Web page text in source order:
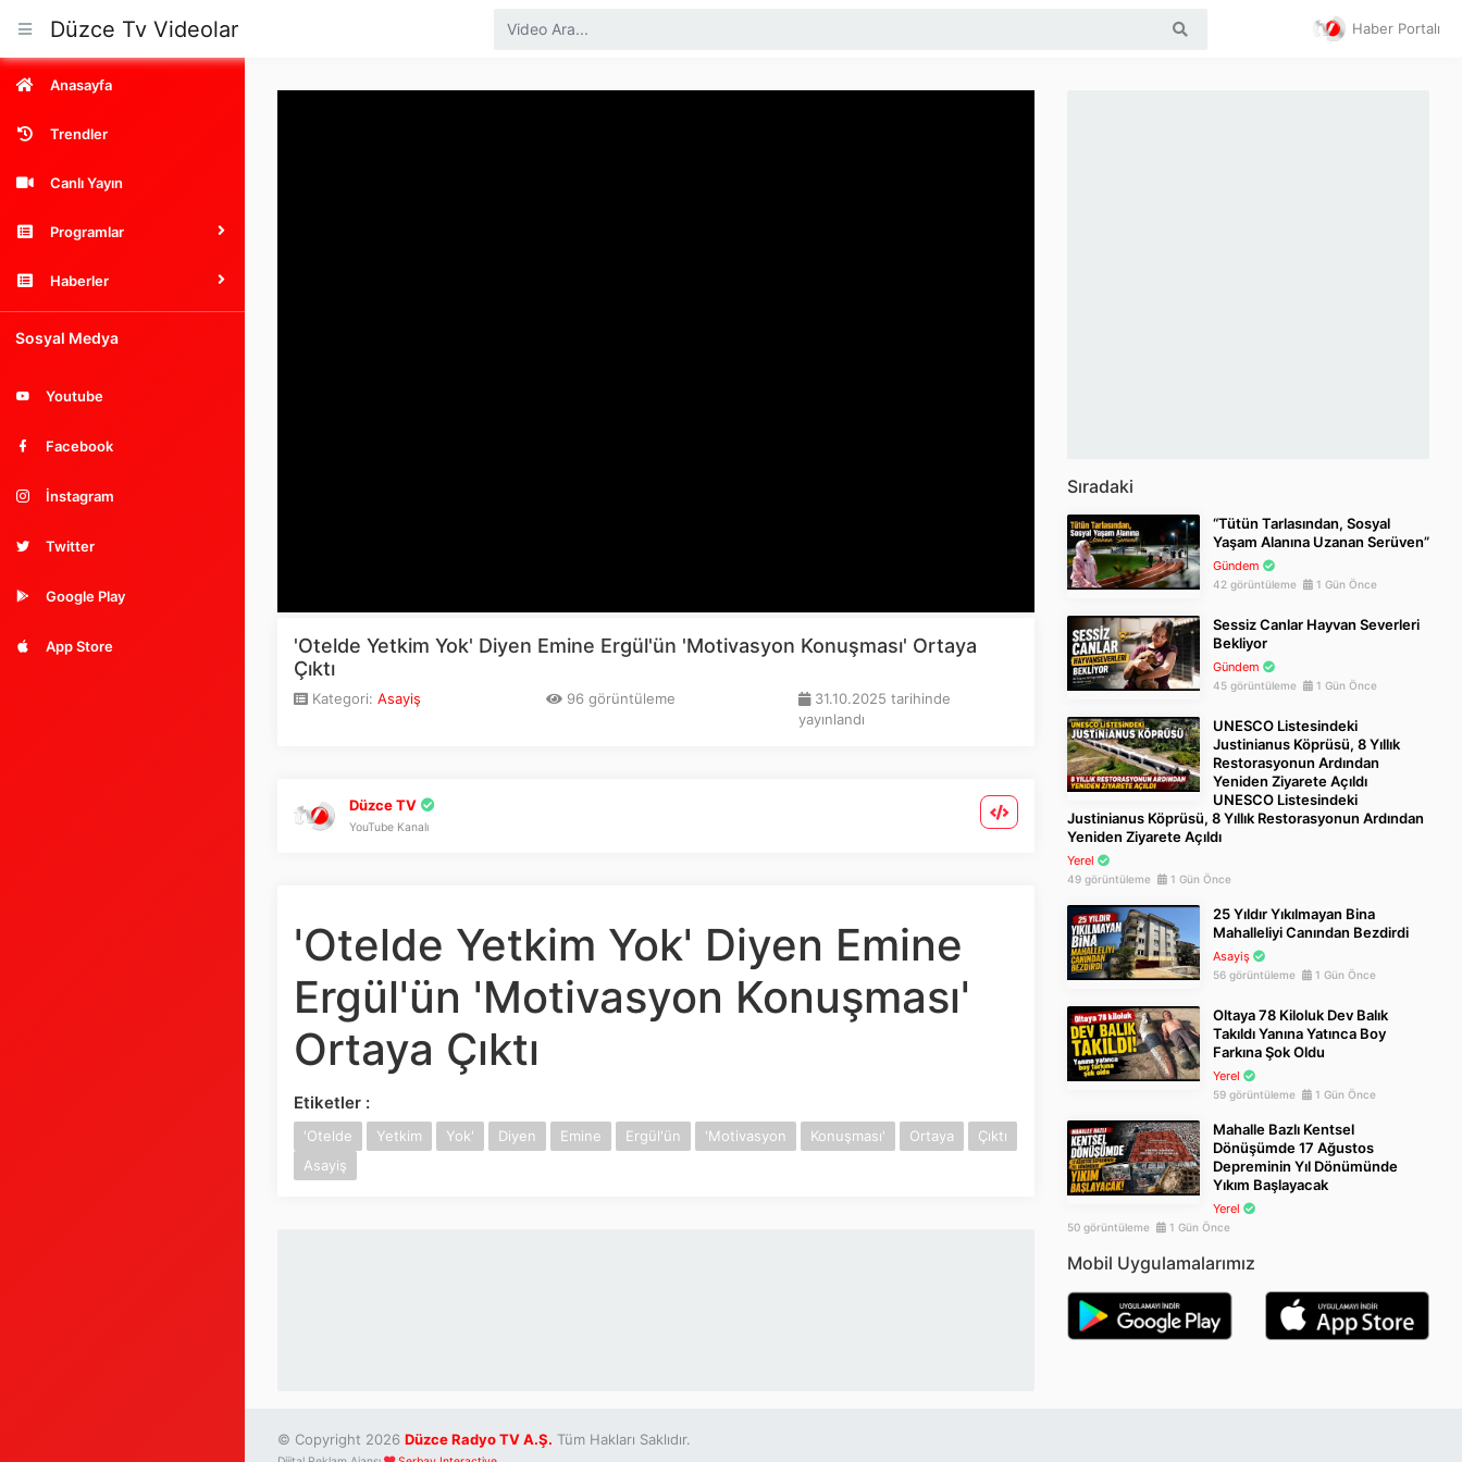
Düzce Tv Videolar Haber Portalı
Anasayfa
Trendler
Canlı Yayın
Programlar
Haberler
Sosyal Medya
Youtube
Facebook
İnstagram
Twitter
Google Play
App Store
'Otelde Yetkim Yok' Diyen Emine Ergül'ün 'Motivasyon Konuşması' Ortaya
Çıktı
Kategori: Asayiş 96 görüntüleme
31.10.2025 tarihinde
yayınlandı
Düzce TV
YouTube Kanalı
'Otelde Yetkim Yok' Diyen Emine
Ergül'ün 'Motivasyon Konuşması'
Ortaya Çıktı
Etiketler :
'Otelde Yetkim Yok' Diyen Emine Ergül'ün 'Motivasyon Konuşması' Ortaya
Çıktı
Asayiş
Sıradaki
“Tütün Tarlasından, Sosyal
Yaşam Alanına Uzanan Serüven”
Gündem
42 görüntüleme 1 Gün Önce
Sessiz Canlar Hayvan Severleri
Bekliyor
Gündem
45 görüntüleme 1 Gün Önce
UNESCO Listesindeki
Justinianus Köprüsü, 8 Yıllık
Restorasyonun Ardından
Yeniden Ziyarete Açıldı
UNESCO Listesindeki
Justinianus Köprüsü, 8 Yıllık Restorasyonun Ardından
Yeniden Ziyarete Açıldı
Yerel
49 görüntüleme 1 Gün Önce
25 Yıldır Yıkılmayan Bina
Mahalleliyi Canından Bezdirdi
Asayiş
56 görüntüleme 1 Gün Önce
Oltaya 78 Kiloluk Dev Balık
Takıldı Yanına Yatınca Boy
Farkına Şok Oldu
Yerel
59 görüntüleme 1 Gün Önce
Mahalle Bazlı Kentsel
Dönüşümde 17 Ağustos
Depreminin Yıl Dönümünde
Yıkım Başlayacak
Yerel
50 görüntüleme 1 Gün Önce
Mobil Uygulamalarımız
© Copyright 2026 Düzce Radyo TV A.Ş. Tüm Hakları Saklıdır.